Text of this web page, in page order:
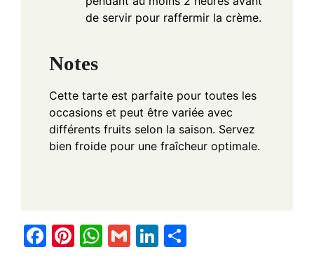
de servir pour raffermir la crème.
Notes
Cette tarte est parfaite pour toutes les
occasions et peut être variée avec
différents fruits selon la saison. Servez
bien froide pour une fraîcheur optimale.
F
Pi W G
Li